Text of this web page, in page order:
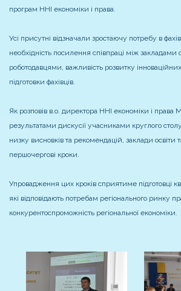
програм ННІ економіки і права.
Усі присутні відзначали зростаючу потребу в
необхідність посилення співпраці між закладами
роботодавцями, важливість розвитку
підготовки фахівців.
Як розповів в.о. директора ННІ економіки і права
результатами дискусії учасниками круглого
низку висновків та рекомендацій, заклади освіти
першочергові кроки.
Упровадження цих кроків сприятиме підготовці
які відповідають потребам регіонального ринку
конкурентоспроможність регіональної економіки.